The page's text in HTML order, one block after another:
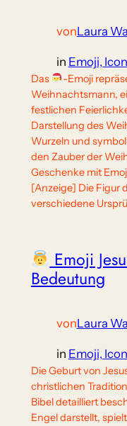
vonLaura
in Emoji,
Das
-Emoji
Weihnachtsmann,
festlichen
Darstellung des
Wurzeln und
den Zauber der
Geschenke mit
[Anzeige] Die Figur
verschiedene
Emoji
Bedeutung
vonLaura
in Emoji,
Die Geburt von
christlichen
Bibel detailliert
Engel darstellt,